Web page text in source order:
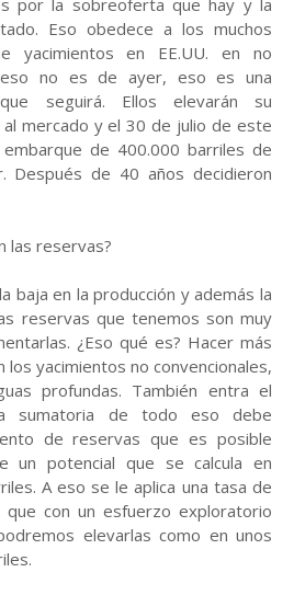
por la sobreoferta que hay y la
Eso obedece a los muchos
yacimientos en EE.UU. en no
eso no es de ayer, eso es una
seguirá. Ellos elevarán su
mercado y el 30 de julio de este
de 400.000 barriles de
Después de 40 años decidieron
las reservas?
baja en la producción y además la
reservas que tenemos son muy
¿Eso qué es? Hacer más
los yacimientos no convencionales,
profundas. También entra el
sumatoria de todo eso debe
de reservas que es posible
un potencial que se calcula en
A eso se le aplica una tasa de
con un esfuerzo exploratorio
elevarlas como en unos